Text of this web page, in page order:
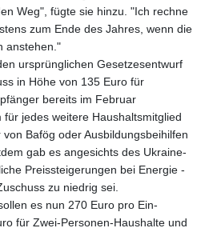
Weg", fügte sie hinzu. "Ich rechne
zum Ende des Jahres, wenn die
anstehen."
ursprünglichen Gesetzesentwurf
in Höhe von 135 Euro für
bereits im Februar
jedes weitere Haushaltsmitglied
Bafög oder Ausbildungsbeihilfen
gab es angesichts des Ukraine-
Preissteigerungen bei Energie -
zu niedrig sei.
es nun 270 Euro pro Ein-
für Zwei-Personen-Haushalte und